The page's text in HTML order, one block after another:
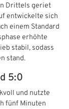
Drittels geriet
entwickelte sich
einem Standard
erhöhte
stabil, sodass
stand.
5:0
und nutzte
fünf Minuten